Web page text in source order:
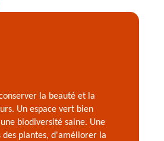
la beauté et la
Un espace vert bien
biodiversité saine. Une
plantes, d'améliorer la